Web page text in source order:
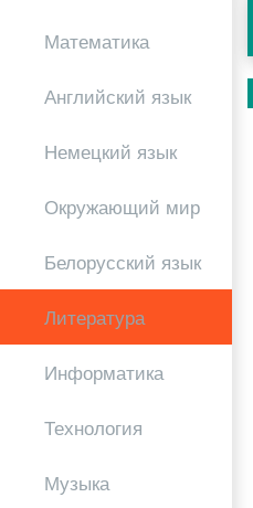
Математика
Английский язык
Немецкий язык
Окружающий мир
Белорусский язык
Литература
Информатика
Технология
Музыка